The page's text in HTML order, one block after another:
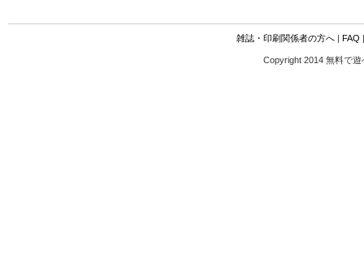
雑誌・印刷関係者の方へ| FAQ
Copyright 2014 無料で